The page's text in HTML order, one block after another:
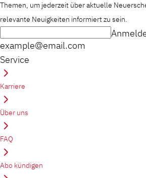
Themen, um jederzeit über aktuelle
relevante Neuigkeiten informiert zu sein.
example@email.com
Service
Karriere
Über uns
FAQ
Abo kündigen